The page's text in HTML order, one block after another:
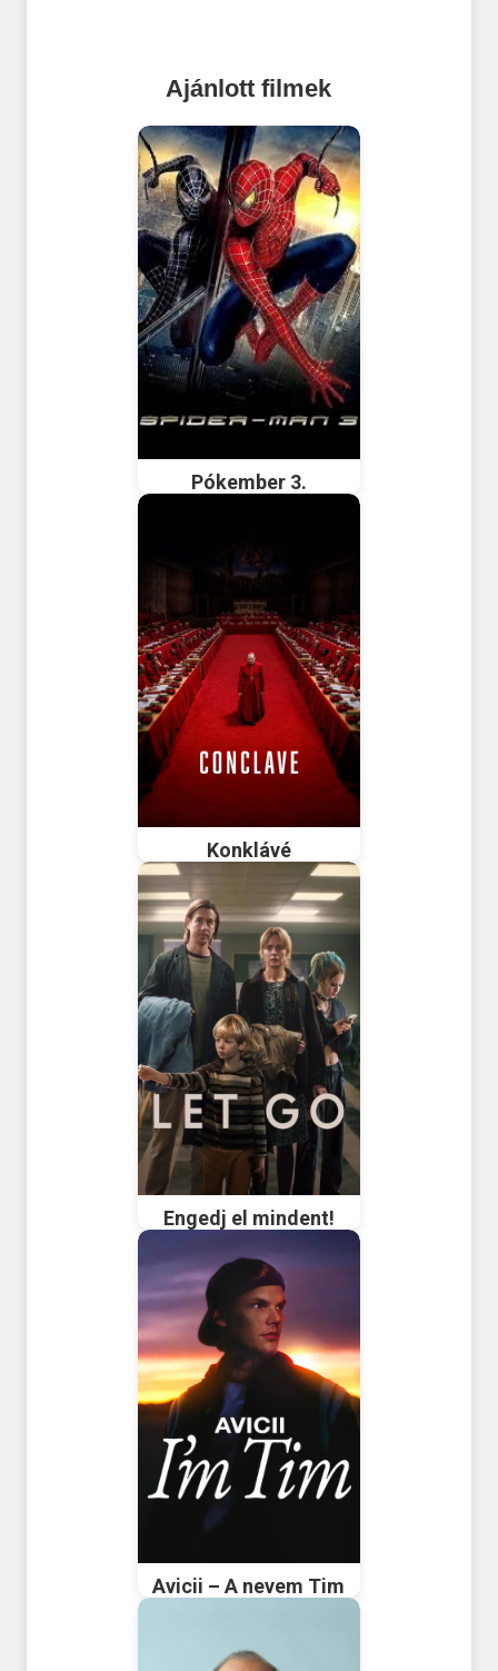
Ajánlott filmek
Pókember 3.
Konklávé
Engedj el mindent!
Avicii – A nevem Tim